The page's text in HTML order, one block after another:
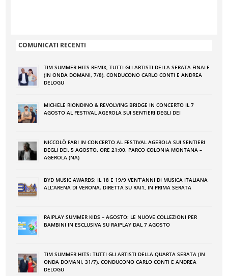
COMUNICATI RECENTI
TIM SUMMER HITS REMIX, TUTTI GLI ARTISTI DELLA SERATA FINALE
(IN ONDA DOMANI, 7/8). CONDUCONO CARLO CONTI E ANDREA
DELOGU
MICHELE RIONDINO & REVOLVING BRIDGE IN CONCERTO IL 7
AGOSTO AL FESTIVAL AGEROLA SUI SENTIERI DEGLI DEI
NICCOLÒ FABI IN CONCERTO AL FESTIVAL AGEROLA SUI SENTIERI
DEGLI DEI. 5 AGOSTO, ORE 21:00. PARCO COLONIA MONTANA –
AGEROLA (NA)
BYD MUSIC AWARDS: IL 18 E 19/9 VENT’ANNI DI MUSICA ITALIANA
ALL’ARENA DI VERONA. DIRETTA SU RAI1, IN PRIMA SERATA
RAIPLAY SUMMER KIDS – AGOSTO: LE NUOVE COLLEZIONI PER
BAMBINI IN ESCLUSIVA SU RAIPLAY DAL 7 AGOSTO
TIM SUMMER HITS: TUTTI GLI ARTISTI DELLA QUARTA SERATA (IN
ONDA DOMANI, 31/7). CONDUCONO CARLO CONTI E ANDREA
DELOGU